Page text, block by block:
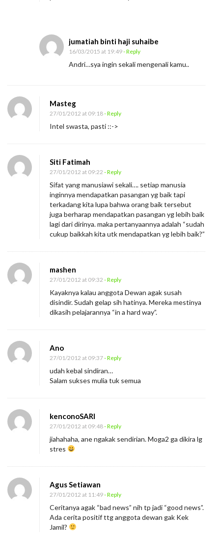
jumatiah binti haji suhaibe
16/03/2015 at 19:49- Reply
Andri…sya ingin sekali mengenali kamu..
Masteg
27/01/2012 at 09:18- Reply
Intel swasta, pasti ::->
Siti Fatimah
27/01/2012 at 09:22 - Reply
Sifat yang manusiawi sekali…. setiap manusia
inginnya mendapatkan pasangan yg baik tapi
terkadang kita lupa bahwa orang baik tersebut
juga berharap mendapatkan pasangan yg lebih baik
lagi dari dirinya. maka pertanyaannya adalah “sudah
cukup baikkah kita utk mendapatkan yg lebih baik?”
mashen
27/01/2012 at 09:32 - Reply
Kayaknya kalau anggota Dewan agak susah
disindir. Sudah gelap sih hatinya. Mereka mestinya
dikasih pelajarannya “in a hard way”.
Ano
27/01/2012 at 09:37- Reply
udah kebal sindiran…
Salam sukses mulia tuk semua
kenconoSARI
27/01/2012 at 09:48- Reply
jiahahaha, ane ngakak sendirian. Moga2 ga dikira lg
stres
Agus Setiawan
27/01/2012 at 11:49- Reply
Ceritanya agak “bad news” nih tp jadi “good news”.
Ada cerita positif ttg anggota dewan gak Kek
Jamil?